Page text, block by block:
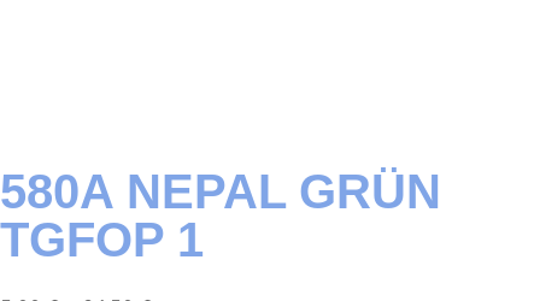
580A NEPAL GRÜN
TGFOP 1